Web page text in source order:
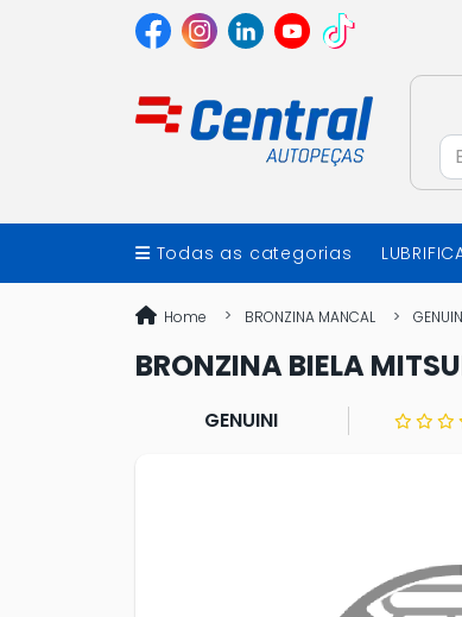
Todas as categorias
Home BRONZINA MANCAL
BRONZINA BIELA
GENUINI